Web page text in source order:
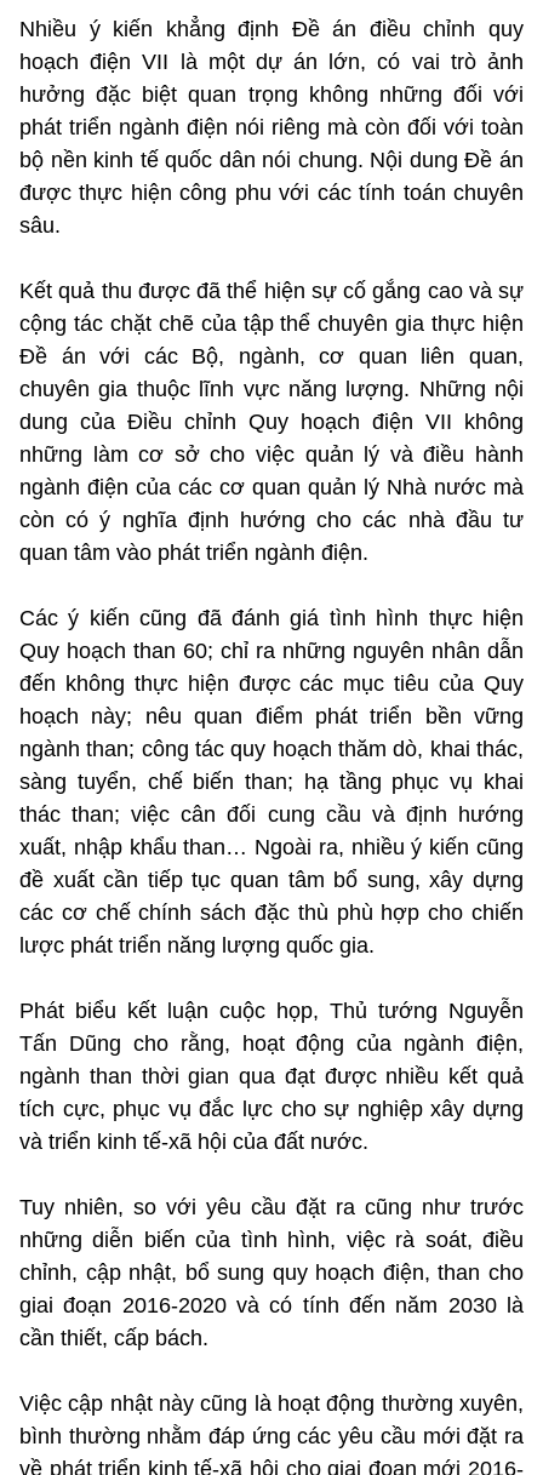
Nhiều ý kiến khẳng định Đề án điều chỉnh quy
hoạch điện VII là một dự án lớn, có vai trò ảnh
hưởng đặc biệt quan trọng không những đối với
phát triển ngành điện nói riêng mà còn đối với toàn
bộ nền kinh tế quốc dân nói chung. Nội dung Đề án
được thực hiện công phu với các tính toán chuyên
sâu.
Kết quả thu được đã thể hiện sự cố gắng cao và sự
cộng tác chặt chẽ của tập thể chuyên gia thực hiện
Đề án với các Bộ, ngành, cơ quan liên quan,
chuyên gia thuộc lĩnh vực năng lượng. Những nội
dung của Điều chỉnh Quy hoạch điện VII không
những làm cơ sở cho việc quản lý và điều hành
ngành điện của các cơ quan quản lý Nhà nước mà
còn có ý nghĩa định hướng cho các nhà đầu tư
quan tâm vào phát triển ngành điện.
Các ý kiến cũng đã đánh giá tình hình thực hiện
Quy hoạch than 60; chỉ ra những nguyên nhân dẫn
đến không thực hiện được các mục tiêu của Quy
hoạch này; nêu quan điểm phát triển bền vững
ngành than; công tác quy hoạch thăm dò, khai thác,
sàng tuyển, chế biến than; hạ tầng phục vụ khai
thác than; việc cân đối cung cầu và định hướng
xuất, nhập khẩu than… Ngoài ra, nhiều ý kiến cũng
đề xuất cần tiếp tục quan tâm bổ sung, xây dựng
các cơ chế chính sách đặc thù phù hợp cho chiến
lược phát triển năng lượng quốc gia.
Phát biểu kết luận cuộc họp, Thủ tướng Nguyễn
Tấn Dũng cho rằng, hoạt động của ngành điện,
ngành than thời gian qua đạt được nhiều kết quả
tích cực, phục vụ đắc lực cho sự nghiệp xây dựng
và triển kinh tế-xã hội của đất nước.
Tuy nhiên, so với yêu cầu đặt ra cũng như trước
những diễn biến của tình hình, việc rà soát, điều
chỉnh, cập nhật, bổ sung quy hoạch điện, than cho
giai đoạn 2016-2020 và có tính đến năm 2030 là
cần thiết, cấp bách.
Việc cập nhật này cũng là hoạt động thường xuyên,
bình thường nhằm đáp ứng các yêu cầu mới đặt ra
về phát triển kinh tế-xã hội cho giai đoạn mới 2016-